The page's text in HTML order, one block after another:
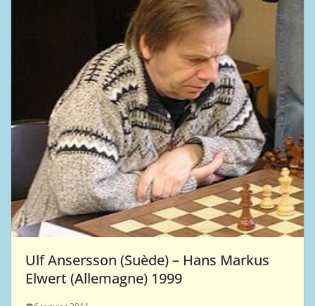
Ulf Ansersson (Suède) – Hans Markus
Elwert (Allemagne) 1999